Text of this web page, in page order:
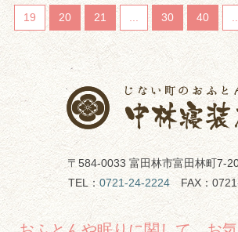
19 20 21 ... 30 40
〒584-0033 富田林市富田林町7-
TEL：0721-24-2224 FAX：